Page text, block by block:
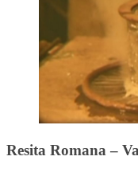
Resita Romana –